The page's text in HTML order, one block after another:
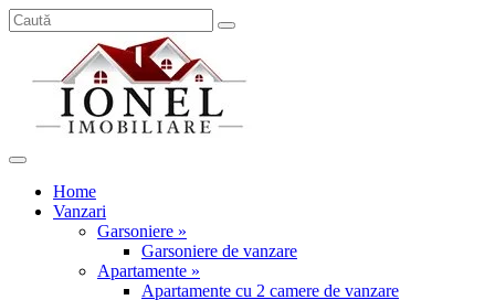
Home
Vanzari
Garsoniere »
Garsoniere de vanzare
Apartamente »
Apartamente cu 2 camere de vanzare